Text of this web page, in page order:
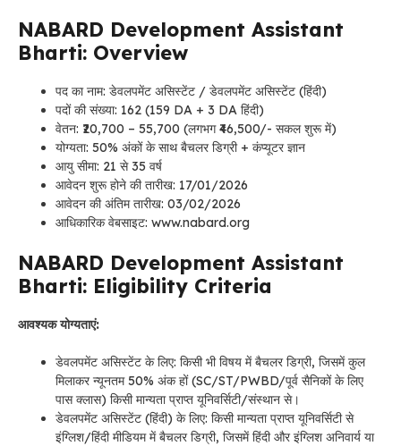
NABARD Development Assistant
Bharti: Overview
पद का नाम: डेवलपमेंट असिस्टेंट / डेवलपमेंट असिस्टेंट (हिंदी)
पदों की संख्या: 162 (159 DA + 3 DA हिंदी)
वेतन: ₹20,700 – 55,700 (लगभग ₹46,500/- सकल शुरू में)
योग्यता: 50% अंकों के साथ बैचलर डिग्री + कंप्यूटर ज्ञान
आयु सीमा: 21 से 35 वर्ष
आवेदन शुरू होने की तारीख: 17/01/2026
आवेदन की अंतिम तारीख: 03/02/2026
आधिकारिक वेबसाइट: www.nabard.org
NABARD Development Assistant
Bharti: Eligibility Criteria
आवश्यक योग्यताएं:
डेवलपमेंट असिस्टेंट के लिए: किसी भी विषय में बैचलर डिग्री, जिसमें कुल
मिलाकर न्यूनतम 50% अंक हों (SC/ST/PWBD/पूर्व सैनिकों के लिए
पास क्लास) किसी मान्यता प्राप्त यूनिवर्सिटी/संस्थान से।
डेवलपमेंट असिस्टेंट (हिंदी) के लिए: किसी मान्यता प्राप्त यूनिवर्सिटी से
इंग्लिश/हिंदी मीडियम में बैचलर डिग्री, जिसमें हिंदी और इंग्लिश अनिवार्य या